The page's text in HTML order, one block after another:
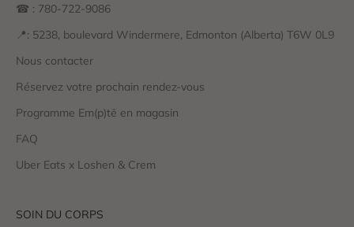
☎ : 780-722-9086
📍: 5238, boulevard Windermere, Edmonton (Alberta) T6W 0L9
Nous contacter
Réservez votre prochain rendez-vous
Programme Em(p)tē en magasin
FAQ
Uber Eats x Loshen & Crem
SOIN DU CORPS